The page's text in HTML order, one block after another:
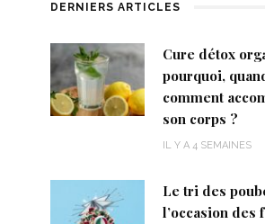
DERNIERS ARTICLES
Cure détox
pourquoi,
comment
son corps ?
IL Y A 4 SEMAINES
Le tri des
l’occasion des